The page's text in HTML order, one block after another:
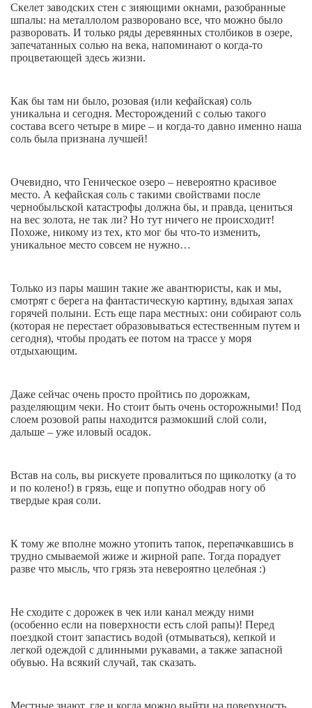
Скелет заводских стен с зияющими окнами, разобранные
шпалы: на металлолом разворовано все, что можно было
разворовать. И только ряды деревянных столбиков в озере,
запечатанных солью на века, напоминают о когда-то
процветающей здесь жизни.
Как бы там ни было, розовая (или кефайская) соль
уникальна и сегодня. Месторождений с солью такого
состава всего четыре в мире – и когда-то давно именно наша
соль была признана лучшей!
Очевидно, что Геническое озеро – невероятно красивое
место. А кефайская соль с такими свойствами после
чернобыльской катастрофы должна бы, и правда, цениться
на вес золота, не так ли? Но тут ничего не происходит!
Похоже, никому из тех, кто мог бы что-то изменить,
уникальное место совсем не нужно…
Только из пары машин такие же авантюристы, как и мы,
смотрят с берега на фантастическую картину, вдыхая запах
горячей полыни. Есть еще пара местных: они собирают соль
(которая не перестает образовываться естественным путем и
сегодня), чтобы продать ее потом на трассе у моря
отдыхающим.
Даже сейчас очень просто пройтись по дорожкам,
разделяющим чеки. Но стоит быть очень осторожными! Под
слоем розовой рапы находится размокший слой соли,
дальше – уже иловый осадок.
Встав на соль, вы рискуете провалиться по щиколотку (а то
и по колено!) в грязь, еще и попутно ободрав ногу об
твердые края соли.
К тому же вполне можно утопить тапок, перепачкавшись в
трудно смываемой жиже и жирной рапе. Тогда порадует
разве что мысль, что грязь эта невероятно целебная :)
Не сходите с дорожек в чек или канал между ними
(особенно если на поверхности есть слой рапы)! Перед
поездкой стоит запастись водой (отмываться), кепкой и
легкой одеждой с длинными рукавами, а также запасной
обувью. На всякий случай, так сказать.
Местные знают, где и когда можно выйти на поверхность